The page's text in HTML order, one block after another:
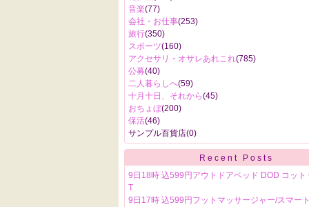
音楽(77)
会社・お仕事(253)
旅行(350)
スポーツ(160)
アクセサリ・オサレあれこれ(785)
公募(40)
二人暮らしへ(59)
十月十日、それから(45)
おちょぼ(200)
保活(46)
サンプル百貨店(0)
Recent Posts
9日18時 込599円アウトドアベッド DOD コット
T
9日17時 込599円フットマッサージャー/スマー